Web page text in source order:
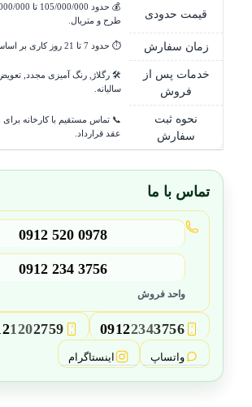
قیمت حدودی
💰 حدود 105/000/000 تا 000
طرح و متریال.
زمان سفارش ⏱️ حدود 7 تا 21 روز کاری بر اساس حجم پروژه.
خدمات پس از
فروش
🛠️ رگلاژ, رنگ آمیزی مجدد,
سالیانه.
نحوه ثبت
سفارش
📞 تماس مستقیم با کارخانه برای
عقد قرارداد.
تماس با ما
0912 520 0978
0912 234 3756
واحد فروش
2
09122343756
3
1202759
واتساپ اینستاگرام